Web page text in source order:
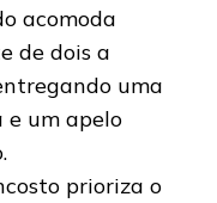
acomoda
de dois a
uma
e um apelo
prioriza o